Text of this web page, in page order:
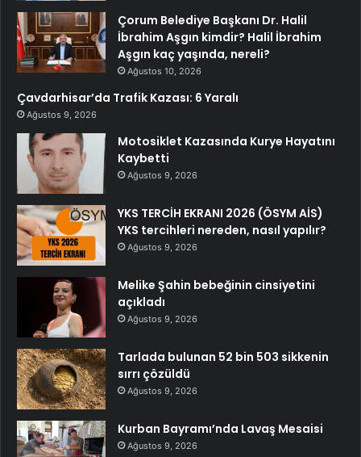
Çorum Belediye Başkanı Dr. Halil
İbrahim Aşgın kimdir? Halil İbrahim
Aşgın kaç yaşında, nereli?
Ağustos 10, 2026
Çavdarhisar’da Trafik Kazası: 6 Yaralı
Ağustos 9, 2026
Motosiklet Kazasında Kurye Hayatını
Kaybetti
Ağustos 9, 2026
YKS TERCİH EKRANI 2026 (ÖSYM AİS)
YKS tercihleri nereden, nasıl yapılır?
Ağustos 9, 2026
Melike Şahin bebeğinin cinsiyetini
açıkladı
Ağustos 9, 2026
Tarlada bulunan 52 bin 503 sikkenin
sırrı çözüldü
Ağustos 9, 2026
Kurban Bayramı’nda Lavaş Mesaisi
Ağustos 9, 2026